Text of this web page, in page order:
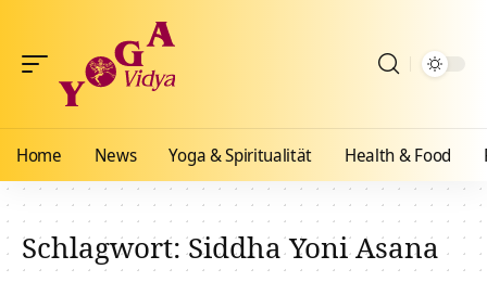
Home News Yoga & Spiritualität Health & Food
Schlagwort:Siddha Yoni Asana